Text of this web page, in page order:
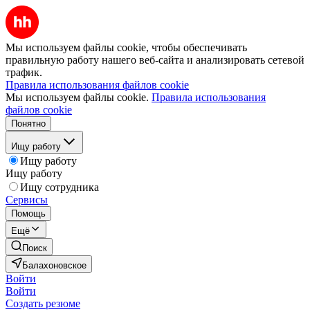
Мы используем файлы cookie, чтобы обеспечивать
правильную работу нашего веб-сайта и анализировать сетевой
трафик.
Правила использования файлов cookie
Мы используем файлы cookie. Правила использования
файлов cookie
Понятно
Ищу работу
Ищу работу
Ищу работу
Ищу сотрудника
Сервисы
Помощь
Ещё
Поиск
Балахоновское
Войти
Войти
Создать резюме